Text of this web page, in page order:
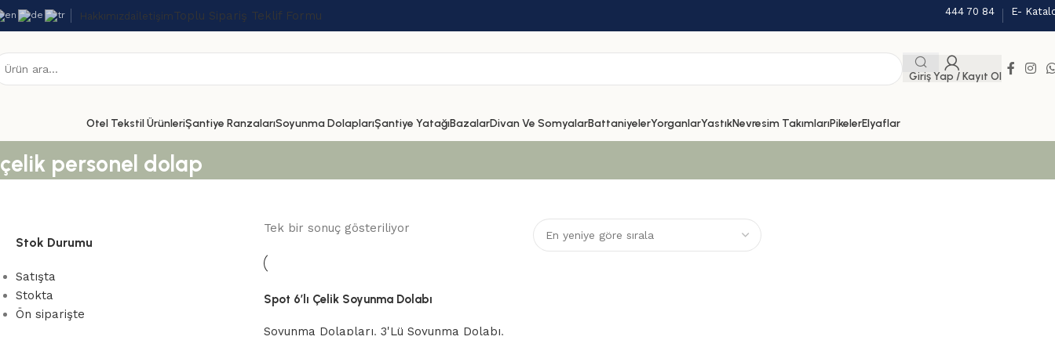
Hakkımızda İletişimToplu Sipariş Teklif Formu 444 70 84 E-
Giriş Yap / Kayıt Ol
Otel Tekstil ÜrünleriŞantiye RanzalarıSoyunma DolaplarıŞantiye YatağıBazalarDivan Ve SomyalarBattaniyelerYorganlarYastıkNevresim TakımlarıPikelerElyaflar
çelik personel dolap
Stok Durumu
Satışta
Stokta
Ön siparişte
Tek bir sonuç gösteriliyor
Spot 6’lı Çelik Soyunma Dolabı
Soyunma Dolapları, 3'Lü Soyunma Dolabı,